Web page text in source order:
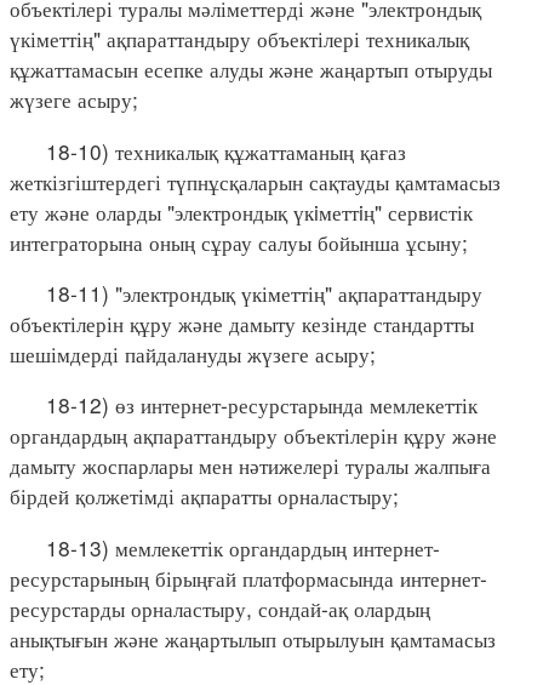
объектілері туралы мәліметтерді және "электрондық
үкіметтің" ақпараттандыру объектілері техникалық
құжаттамасын есепке алуды және жаңартып отыруды
жүзеге асыру;
18-10) техникалық құжаттаманың қағаз
жеткізгіштердегі түпнұсқаларын сақтауды қамтамасыз
ету және оларды "электрондық үкiметтiң" сервистік
интеграторына оның сұрау салуы бойынша ұсыну;
18-11) "электрондық үкіметтің" ақпараттандыру
объектілерін құру және дамыту кезінде стандартты
шешімдерді пайдалануды жүзеге асыру;
18-12) өз интернет-ресурстарында мемлекеттік
органдардың ақпараттандыру объектілерін құру және
дамыту жоспарлары мен нәтижелері туралы жалпыға
бірдей қолжетімді ақпаратты орналастыру;
18-13) мемлекеттік органдардың интернет-
ресурстарының бірыңғай платформасында интернет-
ресурстарды орналастыру, сондай-ақ олардың
анықтығын және жаңартылып отырылуын қамтамасыз
ету;